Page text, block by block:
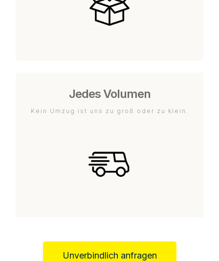
Jedes Volumen
Kein Umzug ist uns zu groß oder zu klein.
Unverbindlich anfragen